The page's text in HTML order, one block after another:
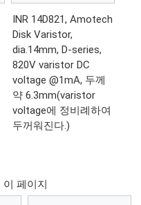
INR 14D821, Amotech
Disk Varistor,
dia.14mm, D-series,
820V varistor DC
voltage @1mA, 두께
약 6.3mm(varistor
voltage에 정비례하여
두꺼워진다.)
이 페이지